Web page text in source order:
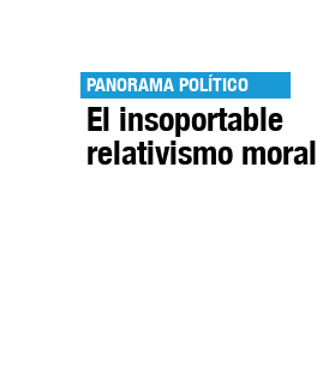
PANORAMA POLÍTICO
El insoportable
relativismo moral